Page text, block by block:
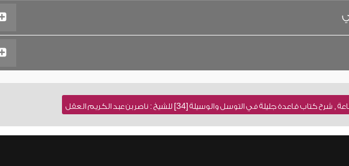
قاعدة جليلة في التوسل والوسيلة [34] للشيخ : ناصر بن عبد الكريم العقل